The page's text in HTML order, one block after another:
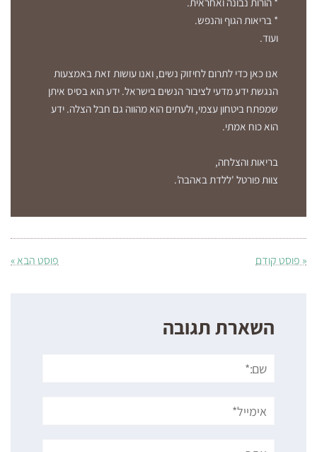
* בריאות הגוף והנפש.
ועוד.
אנו כאן כדי לתרום לחיזוק נשים, ואנו עושות זאת באמצעות
הנגשת ידע מדעי לציבור הנשים בישראל. ידע הוא בסיס איתן
שמפתח ביטחון עצמי, ולעתים הוא מהווה גם חבל הצלה. ידע
הוא כוח אמתי.
בריאות והצלחה,
צוות פורטל 'ללדת באהבה'.
« פוסט קודם פוסט הבא »
השארת תגובה